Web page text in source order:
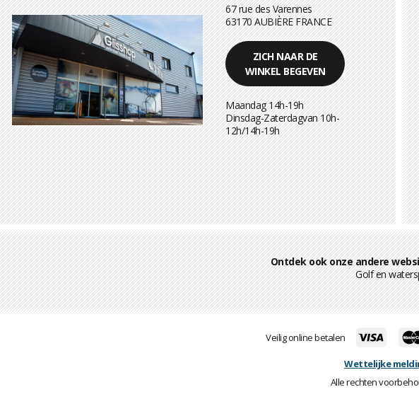
67 rue des Varennes
63170 AUBIÈRE FRANCE
ZICH NAAR DE
WINKEL BEGEVEN
Maandag 14h-19h
Dinsdag-Zaterdagvan 10h-
12h/14h-19h
Ontdek ook onze andere
Golf en
Veilig online betalen
Wettelijke
Alle rechten